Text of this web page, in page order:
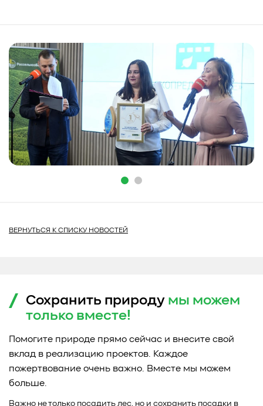
ВЕРНУТЬСЯ К СПИСКУ НОВОСТЕЙ
Сохранить природу мы можем
только вместе!
Помогите природе прямо сейчас и внесите свой
вклад в реализацию проектов. Каждое
пожертвование очень важно. Вместе мы можем
больше.
Важно не только посадить лес, но и сохранить посадки в